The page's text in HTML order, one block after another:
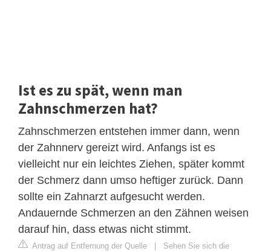
Ist es zu spät, wenn man
Zahnschmerzen hat?
Zahnschmerzen entstehen immer dann, wenn
der Zahnnerv gereizt wird. Anfangs ist es
vielleicht nur ein leichtes Ziehen, später kommt
der Schmerz dann umso heftiger zurück. Dann
sollte ein Zahnarzt aufgesucht werden.
Andauernde Schmerzen an den Zähnen weisen
darauf hin, dass etwas nicht stimmt.
Antrag auf Entfernung der Quelle | Sehen Sie sich die